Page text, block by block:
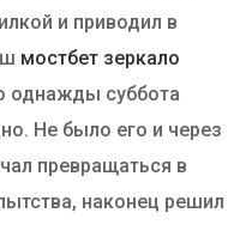
и приводил в
мостбет зеркало
однажды суббота
Не было его и через
превращаться в
наконец решил